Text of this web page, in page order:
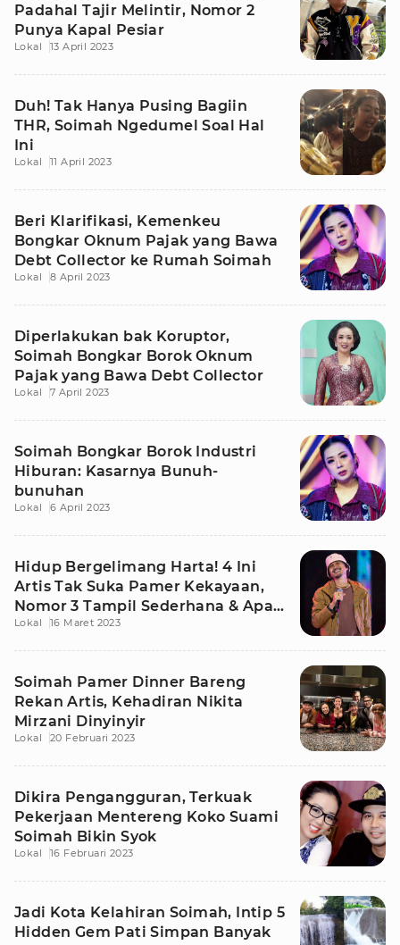
Padahal Tajir Melintir, Nomor 2
Punya Kapal Pesiar
Lokal 13 April 2023
Duh! Tak Hanya Pusing Bagiin
THR, Soimah Ngedumel Soal Hal
Ini
Lokal 11 April 2023
Beri Klarifikasi, Kemenkeu
Bongkar Oknum Pajak yang Bawa
Debt Collector ke Rumah Soimah
Lokal 8 April 2023
Diperlakukan bak Koruptor,
Soimah Bongkar Borok Oknum
Pajak yang Bawa Debt Collector
Lokal 7 April 2023
Soimah Bongkar Borok Industri
Hiburan: Kasarnya Bunuh-
bunuhan
Lokal 6 April 2023
Hidup Bergelimang Harta! 4 Ini
Artis Tak Suka Pamer Kekayaan,
Nomor 3 Tampil Sederhana & Apa
Adanya
Lokal 16 Maret 2023
Soimah Pamer Dinner Bareng
Rekan Artis, Kehadiran Nikita
Mirzani Dinyinyir
Lokal 20 Februari 2023
Dikira Pengangguran, Terkuak
Pekerjaan Mentereng Koko Suami
Soimah Bikin Syok
Lokal 16 Februari 2023
Jadi Kota Kelahiran Soimah, Intip 5
Hidden Gem Pati Simpan Banyak